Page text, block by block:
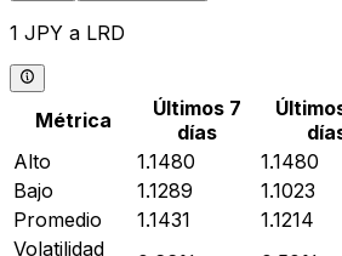
1 JPY a LRD
Métrica
Últimos 7
días
Alto
1.1480 1.1480
Bajo
1.1289 1.1023
Promedio
1.1431 1.1214
Volatilidad